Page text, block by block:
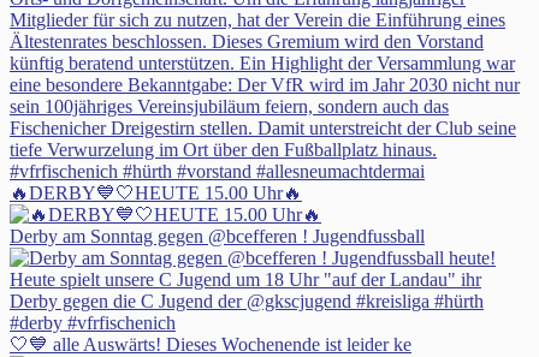
🔥DERBY💙🤍HEUTE 15.00 Uhr🔥
Derby am Sonntag gegen @bcefferen ! Jugendfussball
🤍💙 alle Auswärts! Dieses Wochenende ist leider ke